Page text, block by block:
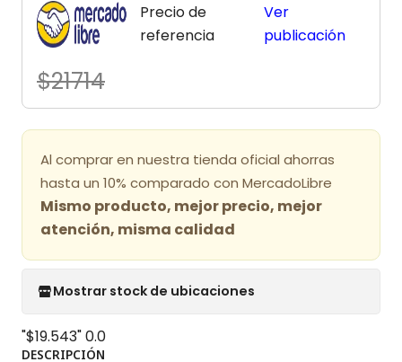
Precio de
referencia
$21714
Ver
publicación
Al comprar en nuestra tienda oficial ahorras
hasta un 10% comparado con MercadoLibre
Mismo producto, mejor precio, mejor
atención, misma calidad
Mostrar stock de ubicaciones
"$19.543"0.0
DESCRIPCIÓN